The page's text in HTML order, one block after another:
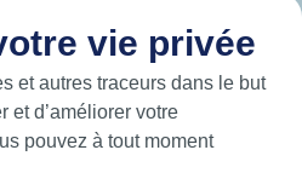
vie privée
et autres traceurs dans le but
et d’améliorer votre
pouvez à tout moment